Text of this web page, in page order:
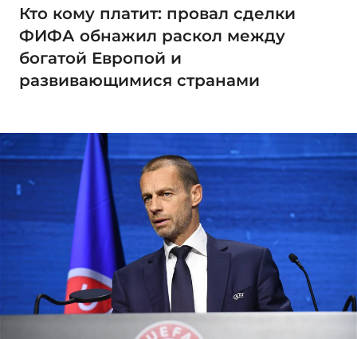
Кто кому платит: провал сделки
ФИФА обнажил раскол между
богатой Европой и
развивающимися странами